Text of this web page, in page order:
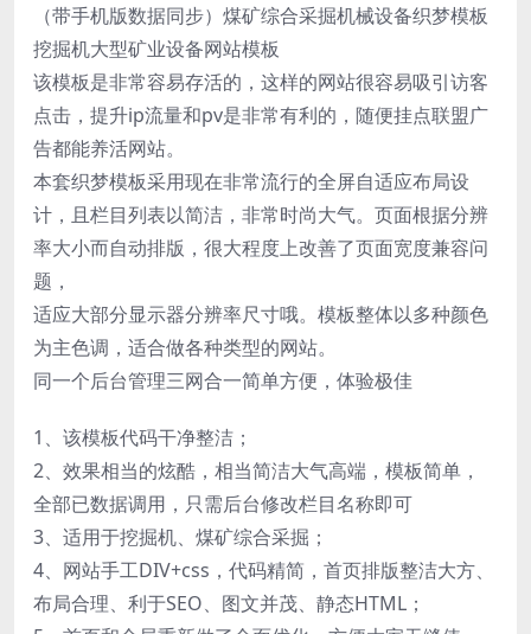
（带手机版数据同步）煤矿综合采掘机械设备织梦模板
挖掘机大型矿业设备网站模板
该模板是非常容易存活的，这样的网站很容易吸引访客
点击，提升ip流量和pv是非常有利的，随便挂点联盟广
告都能养活网站。
本套织梦模板采用现在非常流行的全屏自适应布局设
计，且栏目列表以简洁，非常时尚大气。页面根据分辨
率大小而自动排版，很大程度上改善了页面宽度兼容问
题，
适应大部分显示器分辨率尺寸哦。模板整体以多种颜色
为主色调，适合做各种类型的网站。
同一个后台管理三网合一简单方便，体验极佳
1、该模板代码干净整洁；
2、效果相当的炫酷，相当简洁大气高端，模板简单，
全部已数据调用，只需后台修改栏目名称即可
3、适用于挖掘机、煤矿综合采掘；
4、网站手工DIV+css，代码精简，首页排版整洁大方、
布局合理、利于SEO、图文并茂、静态HTML；